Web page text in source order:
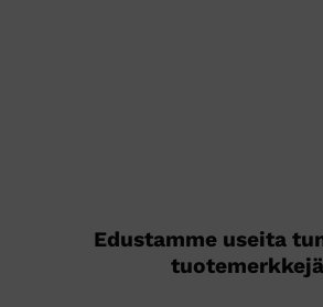
Edustamme useita
tuotemerkkejä